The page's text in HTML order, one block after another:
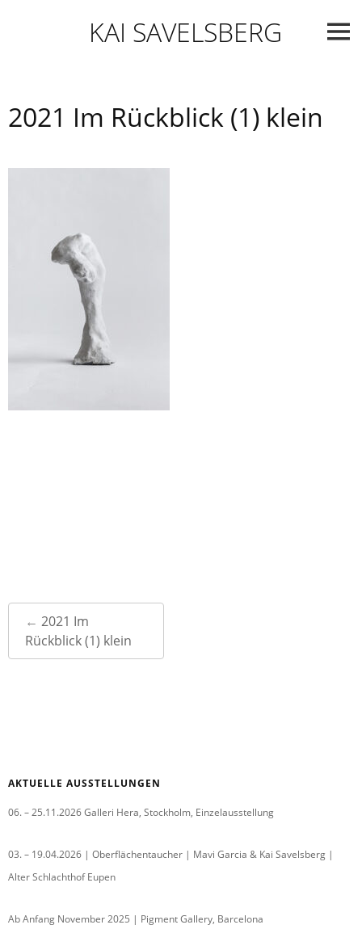
KAI SAVELSBERG
2021 Im Rückblick (1) klein
Post
navigation
← 2021 Im
Rückblick (1) klein
AKTUELLE AUSSTELLUNGEN
06. – 25.11.2026 Galleri Hera, Stockholm, Einzelausstellung
03. – 19.04.2026 | Oberflächentaucher | Mavi Garcia & Kai Savelsberg |
Alter Schlachthof Eupen
Ab Anfang November 2025 | Pigment Gallery, Barcelona